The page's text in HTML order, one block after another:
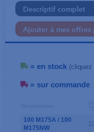
Descriptif complet
Ajouter à mes offres
= en stock
= sur commande
100 M175A / 100
M175NW